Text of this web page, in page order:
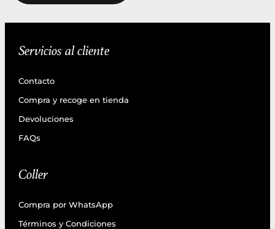
Servicios al cliente
Contacto
Compra y recoge en tienda
Devoluciones
FAQs
Coller
Compra por WhatsApp
Términos y Condiciones